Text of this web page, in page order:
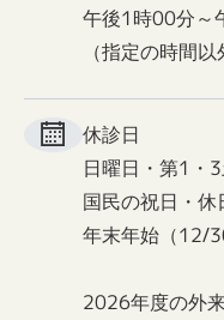
午後1時00分～
（指定の時間
休診日
日曜日・第1・
国民の祝日・休
年末年始（12/
2026年度の外